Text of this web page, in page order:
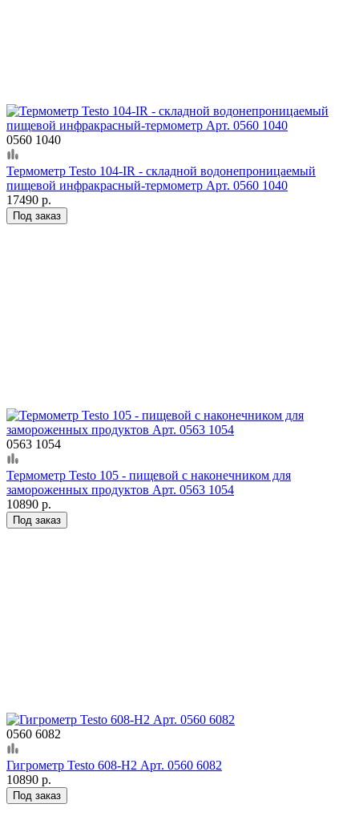
0560 1040
Термометр Testo 104-IR - складной водонепроницаемый
пищевой инфракрасный-термометр Арт. 0560 1040
17490 р.
Под заказ
0563 1054
Термометр Testo 105 - пищевой с наконечником для
замороженных продуктов Арт. 0563 1054
10890 р.
Под заказ
0560 6082
Гигрометр Testo 608-H2 Арт. 0560 6082
10890 р.
Под заказ